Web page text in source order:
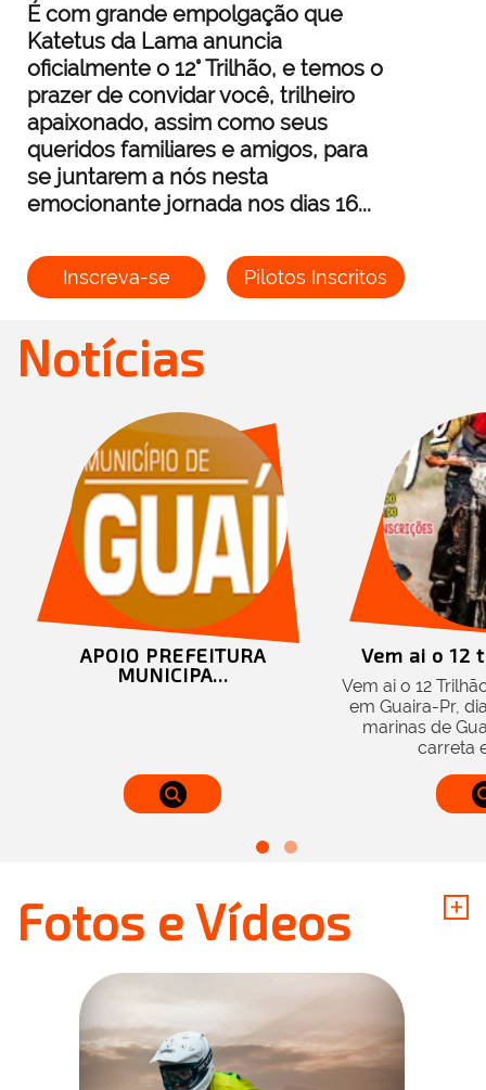
É com grande empolgação que
Katetus da Lama anuncia
oficialmente o 12° Trilhão, e temos o
prazer de convidar você, trilheiro
apaixonado, assim como seus
queridos familiares e amigos, para
se juntarem a nós nesta
emocionante jornada nos dias 16...
Inscreva-se Pilotos Inscritos
Notícias
APOIO PREFEITURA
MUNICIPA...
Vem ai o 12
Vem ai o 12
em Guaira-Pr,
marinas de
carreta
Fotos e Vídeos +